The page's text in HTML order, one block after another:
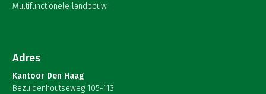
Multifunctionele landbouw
Adres
Kantoor Den Haag
Bezuidenhoutseweg 105-113